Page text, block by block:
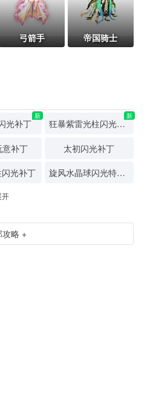
弓箭手 帝国骑士
光补丁
新
狂暴紫雷光柱闪光补丁
新
意补丁 太初闪光补丁
光补丁 旋风水晶球闪光特效补丁
开
略 +